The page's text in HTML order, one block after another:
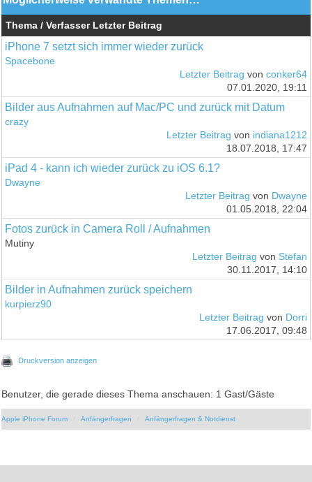
Thema / Verfasser Letzter Beitrag
iPhone 7 setzt sich immer wieder zurück
Spacebone
Letzter Beitrag von conker64
07.01.2020, 19:11
Bilder aus Aufnahmen auf Mac/PC und zurück mit Datum
crazy
Letzter Beitrag von indiana1212
18.07.2018, 17:47
iPad 4 - kann ich wieder zurück zu iOS 6.1?
Dwayne
Letzter Beitrag von Dwayne
01.05.2018, 22:04
Fotos zurück in Camera Roll / Aufnahmen
Mutiny
Letzter Beitrag von Stefan
30.11.2017, 14:10
Bilder in Aufnahmen zurück speichern
kurpierz90
Letzter Beitrag von Dorri
17.06.2017, 09:48
Druckversion anzeigen
Benutzer, die gerade dieses Thema anschauen: 1 Gast/Gäste
Apple iPhone Forum Anfängerfragen Anfängerfragen & Notdienst